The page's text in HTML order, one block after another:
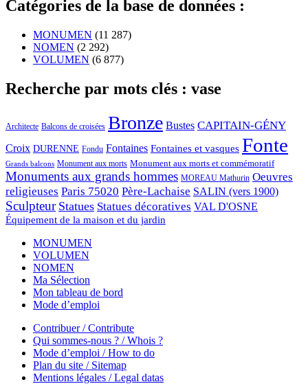
Catégories de la base de données :
MONUMEN (11 287)
NOMEN (2 292)
VOLUMEN (6 877)
Recherche par mots clés : vase
Architecte Balcons de croisées Bronze Bustes CAPITAIN-GÉNY
Croix DURENNE Fondu Fontaines Fontaines et vasques Fonte
Grands balcons Monument aux morts Monument aux morts et commémoratif
Monuments aux grands hommes MOREAU Mathurin Oeuvres
religieuses Paris 75020 Père-Lachaise SALIN (vers 1900)
Sculpteur Statues Statues décoratives VAL D'OSNE
Équipement de la maison et du jardin
MONUMEN
VOLUMEN
NOMEN
Ma Sélection
Mon tableau de bord
Mode d’emploi
Contribuer / Contribute
Qui sommes-nous ? / Whois ?
Mode d’emploi / How to do
Plan du site / Sitemap
Mentions légales / Legal datas